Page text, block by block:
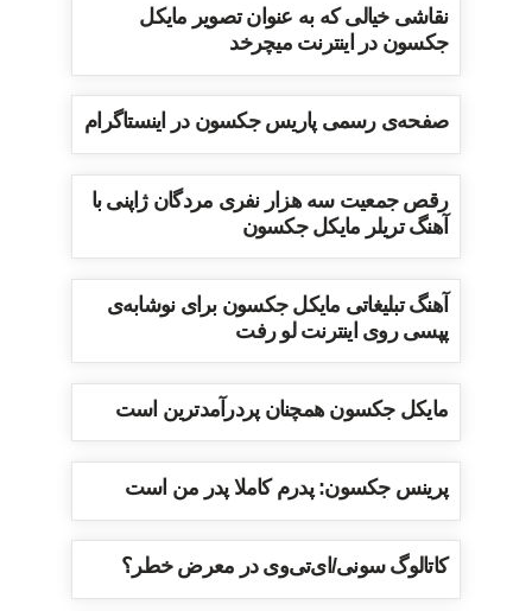
نقاشی خیالی که به عنوان تصویر مایکل
جکسون در اینترنت میچرخد
صفحه‌ی رسمی پاریس جکسون در اینستاگرام
رقص جمعیت سه هزار نفری مردگان ژاپنی با
آهنگ تریلر مایکل جکسون
آهنگ تبلیغاتی مایکل جکسون برای نوشابه‌ی
پپسی روی اینترنت لو رفت
مایکل جکسون همچنان پردرآمدترین است
پرینس جکسون: پدرم کاملا پدر من است
کاتالوگ سونی/ای‌تی‌وی در معرض خطر؟